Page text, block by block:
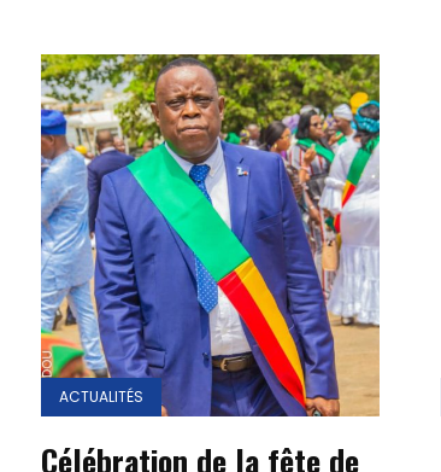
ACTUALITÉS
Célébration de la fête de